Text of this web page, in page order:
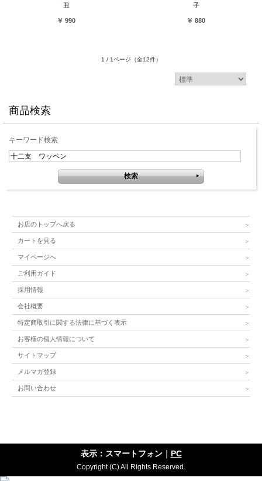
丑
￥ 990
子
￥ 880
1 / 1ページ （全12件）
商品検索
キーワード検索
お店のトップへ戻る
カートを見る
マイページへ
ご利用ガイド
採用情報
会社概要
特定商取引に関する法律に基づく表示
お客様の個人情報について
サイトマップ
メルマガ登録
お問い合わせ
表示：スマートフォン｜ PC
Copyright (C) All Rights Reserved.